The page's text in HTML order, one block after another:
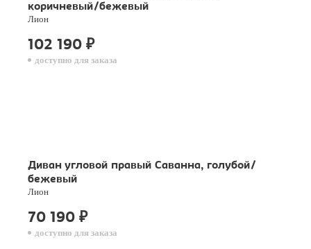
коричневый/бежевый
Лион
102 190 ₽
доступно для заказа
Диван угловой правый Саванна, голубой/
бежевый
Лион
70 190 ₽
доступно для заказа